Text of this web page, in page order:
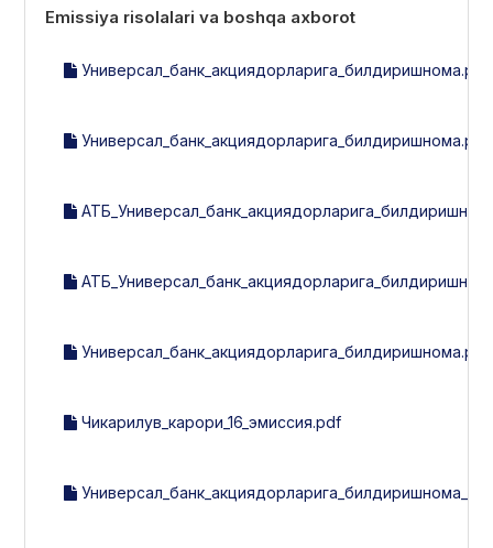
Emissiya risolalari va boshqa axborot
Универсал_банк_акциядорларига_билдиришнома.pdf
Универсал_банк_акциядорларига_билдиришнома.pdf
Универсал_банк_акциядорларига_билдиришнома.pdf
Чикарилув_карори_16_эмиссия.pdf